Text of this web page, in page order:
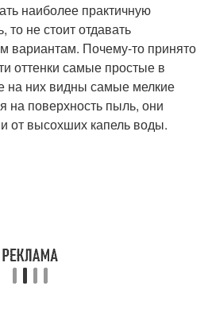
наиболее практичную
то не стоит отдавать
вариантам. Почему-то принято
оттенки самые простые в
на них видны самые мелкие
на поверхность пыль, они
от высохших капель воды.